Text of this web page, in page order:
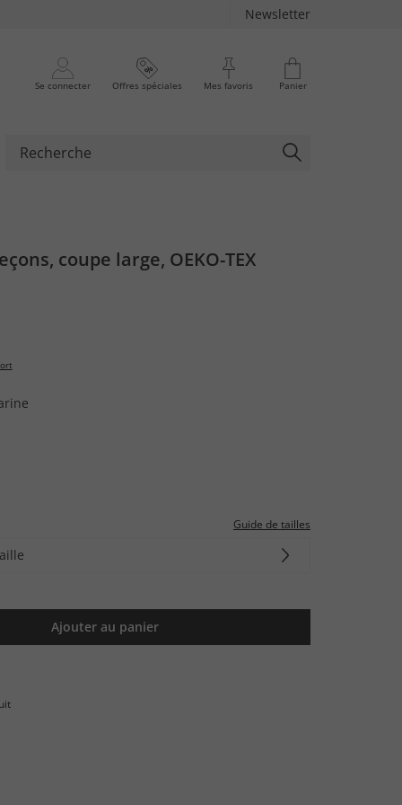
Newsletter
Se connecter Offres spéciales Mes favoris Panier
coupe large, OEKO-TEX
Guide de tailles
Ajouter au panier